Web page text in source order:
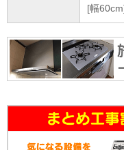
[幅